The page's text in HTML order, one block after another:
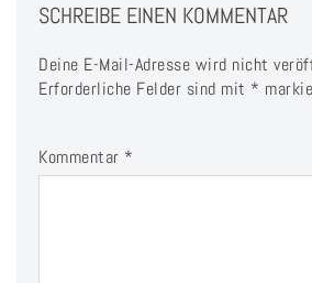
SCHREIBE EINEN KOMMENTAR
Deine E-Mail-Adresse wird nicht
Erforderliche Felder sind mit *
Kommentar *